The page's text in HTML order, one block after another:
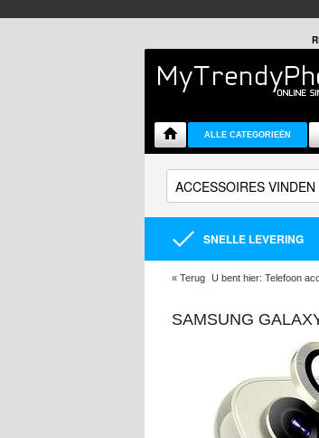
ALLE CATEGORIEËN
SNELLE LEVERING
« Terug U bent hier: Telefoon
SAMSUNG